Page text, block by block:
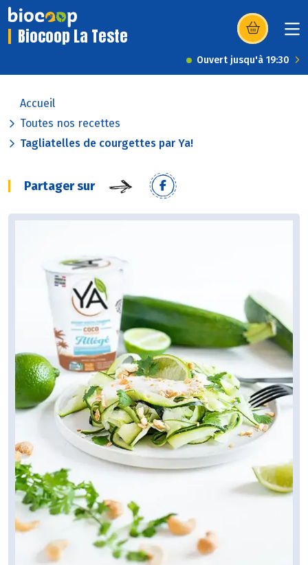
Biocoop La Teste (s’ouvre dans
Ouvert jusqu'à 19:30
Accueil
Toutes nos recettes
Tagliatelles de courgettes par Ya!
Partager sur